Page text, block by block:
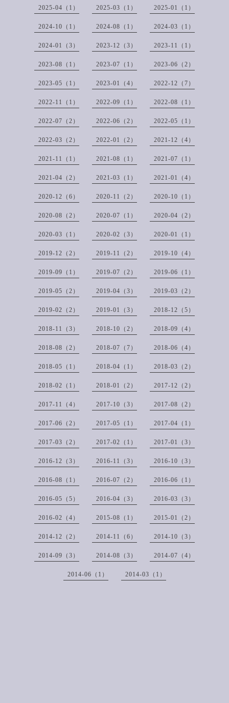
2025-04（1） 2025-03（1） 2025-01（1）
2024-10（1） 2024-08（1） 2024-03（1）
2024-01（3） 2023-12（3） 2023-11（1）
2023-08（1） 2023-07（1） 2023-06（2）
2023-05（1） 2023-01（4） 2022-12（7）
2022-11（1） 2022-09（1） 2022-08（1）
2022-07（2） 2022-06（2） 2022-05（1）
2022-03（2） 2022-01（2） 2021-12（4）
2021-11（1） 2021-08（1） 2021-07（1）
2021-04（2） 2021-03（1） 2021-01（4）
2020-12（6） 2020-11（2） 2020-10（1）
2020-08（2） 2020-07（1） 2020-04（2）
2020-03（1） 2020-02（3） 2020-01（1）
2019-12（2） 2019-11（2） 2019-10（4）
2019-09（1） 2019-07（2） 2019-06（1）
2019-05（2） 2019-04（3） 2019-03（2）
2019-02（2） 2019-01（3） 2018-12（5）
2018-11（3） 2018-10（2） 2018-09（4）
2018-08（2） 2018-07（7） 2018-06（4）
2018-05（1） 2018-04（1） 2018-03（2）
2018-02（1） 2018-01（2） 2017-12（2）
2017-11（4） 2017-10（3） 2017-08（2）
2017-06（2） 2017-05（1） 2017-04（1）
2017-03（2） 2017-02（1） 2017-01（3）
2016-12（3） 2016-11（3） 2016-10（3）
2016-08（1） 2016-07（2） 2016-06（1）
2016-05（5） 2016-04（3） 2016-03（3）
2016-02（4） 2015-08（1） 2015-01（2）
2014-12（2） 2014-11（6） 2014-10（3）
2014-09（3） 2014-08（3） 2014-07（4）
2014-06（1） 2014-03（1）